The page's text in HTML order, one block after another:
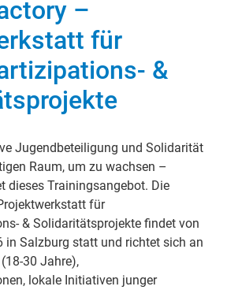
–
für
&
Jugendbeteiligung und Solidarität
Raum, um zu wachsen –
dieses Trainingsangebot. Die
für
& Solidaritätsprojekte findet von
in Salzburg statt und richtet sich an
30 Jahre),
lokale Initiativen junger